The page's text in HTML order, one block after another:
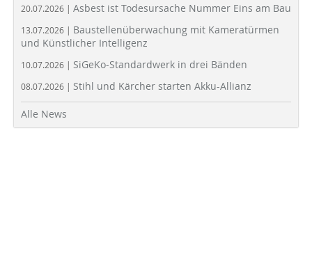
20.07.2026 | Asbest ist Todesursache Nummer Eins am Bau
13.07.2026 | Baustellenüberwachung mit Kameratürmen
und Künstlicher Intelligenz
10.07.2026 | SiGeKo-Standardwerk in drei Bänden
08.07.2026 | Stihl und Kärcher starten Akku-Allianz
Alle News